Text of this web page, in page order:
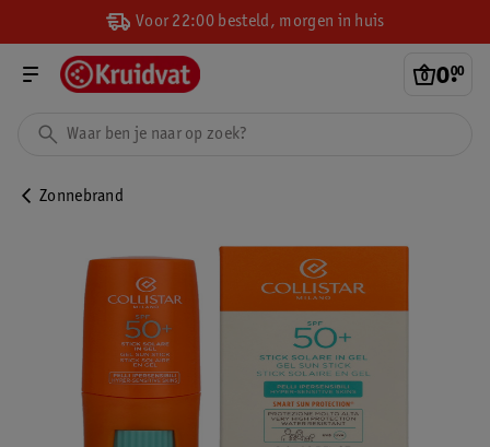
Voor 22:00 besteld, morgen in huis
0.
00
Zonnebrand